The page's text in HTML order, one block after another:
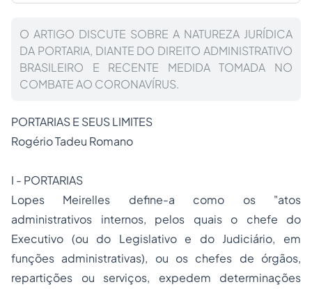
O ARTIGO DISCUTE SOBRE A NATUREZA JURÍDICA
DA PORTARIA, DIANTE DO DIREITO ADMINISTRATIVO
BRASILEIRO E RECENTE MEDIDA TOMADA NO
COMBATE AO CORONAVÍRUS.
PORTARIAS E SEUS LIMITES
Rogério Tadeu Romano
I - PORTARIAS
Lopes Meirelles define-a como os "atos
administrativos internos, pelos quais o chefe do
Executivo (ou do Legislativo e do Judiciário, em
funções administrativas), ou os chefes de órgãos,
repartições ou serviços, expedem determinações